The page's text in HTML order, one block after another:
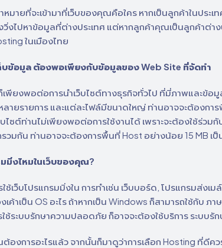
มายที่จะเข้ามาที่เว็บของคุณคือใคร หากเป็นลูกค้าในประ
วิ่งไปหาข้อมูลที่ต่างประเทศ แต่หากลูกค้าคุณเป็นลูกค้าต่า
ในเมืองไทย
บข้อมูล ต้องพอเพียงกับข้อมูลของ Web Site ที่จัดทำ
พียงพอต่อการนำเว็บไซต์ทางธุรกิจทั่วไป ที่มี่ภาพและข้อ
ลายรายการ และแต่ละไฟล์มีขนาดใหญ่ ท่านอาจจะต้องก
ไซต์ท่านไม่เพียงพอต่อการใช้งานได้ เพราะจะต้องใช้ร่ว
วมกัน ท่านอาจจะต้องการพื้นที่ Host อย่างน้อย 15 MB เ
มมิ่งไหมในเว็บของคุณ?
ช้เว็บโปรแกรมมิ่งใน การทำเช่น เว็บบอร์ด, โปรแกรมส่ง
ค้าเป็น OS อะไร ถ้าหากเป็น Windows ก็สามารถใช้กับ ภา
ช้ระบบรักษาความปลอดภัย ก็อาจจะต้องใช้บริการ ระบบ
องการอะไรแล้ว จากนั้นก็มาดูว่าการเลือก Hosting ที่ดีคว